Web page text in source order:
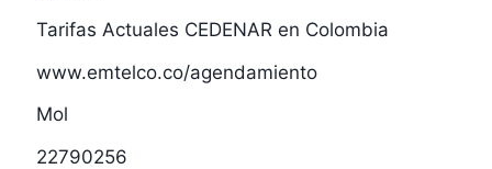
Tarifas Actuales CEDENAR en Colombia
www.emtelco.co/agendamiento
Mol
22790256